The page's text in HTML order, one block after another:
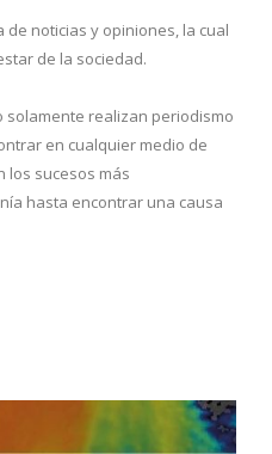
de noticias y opiniones, la cual
de la sociedad.
solamente realizan periodismo
en cualquier medio de
los sucesos más
hasta encontrar una causa